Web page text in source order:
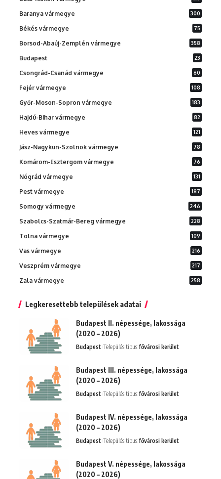
Baranya vármegye 300
Békés vármegye 75
Borsod-Abaúj-Zemplén vármegye 358
Budapest 23
Csongrád-Csanád vármegye 60
Fejér vármegye 108
Győr-Moson-Sopron vármegye 183
Hajdú-Bihar vármegye 82
Heves vármegye 121
Jász-Nagykun-Szolnok vármegye 78
Komárom-Esztergom vármegye 76
Nógrád vármegye 131
Pest vármegye 187
Somogy vármegye 246
Szabolcs-Szatmár-Bereg vármegye 228
Tolna vármegye 109
Vas vármegye 216
Veszprém vármegye 217
Zala vármegye 258
Legkeresettebb települések adatai
Budapest II. népessége, lakossága
(2020 – 2026)
Budapest Település típus:fővárosi kerület
Budapest III. népessége, lakossága
(2020 – 2026)
Budapest Település típus:fővárosi kerület
Budapest IV. népessége, lakossága
(2020 – 2026)
Budapest Település típus:fővárosi kerület
Budapest V. népessége, lakossága
(2020 – 2026)